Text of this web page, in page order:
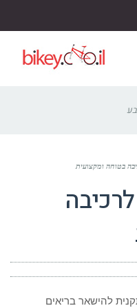
בטוחה ומקצועית
להישאר בריאים